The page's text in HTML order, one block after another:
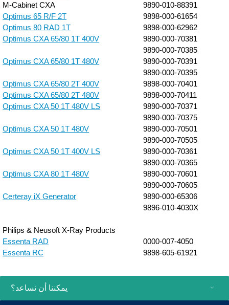
M-Cabinet CXA
9890-010-88391
Optimus 65 R/F 2T
9898-000-61654
Optimus 80 RAD 1T
9898-000-62962
Optimus CXA 65/80 1T 400V
9890-000-70381
9890-000-70385
Optimus CXA 65/80 1T 480V
9890-000-70391
9890-000-70395
Optimus CXA 65/80 2T 400V
9898-000-70401
Optimus CXA 65/80 2T 480V
9898-000-70411
Optimus CXA 50 1T 480V LS
9890-000-70371
9890-000-70375
Optimus CXA 50 1T 480V
9890-000-70501
9890-000-70505
Optimus CXA 50 1T 400V LS
9890-000-70361
9890-000-70365
Optimus CXA 80 1T 480V
9890-000-70601
9890-000-70605
Certeray iX Generator
9890-000-65306
9896-010-4030X
Philips & Neusoft X-Ray Products
Essenta RAD
0000-007-4050
Essenta RC
9898-605-61921
يمكننا أن نساعد؟